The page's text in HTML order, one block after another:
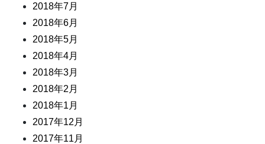
2018年7月
2018年6月
2018年5月
2018年4月
2018年3月
2018年2月
2018年1月
2017年12月
2017年11月